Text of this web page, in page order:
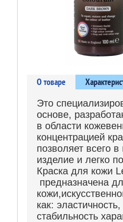
О товаре
Это
основе,
в области
концентрацией
позволяет всего
изделие и легко
Краска для кожи
предназначена
как:
стабильность